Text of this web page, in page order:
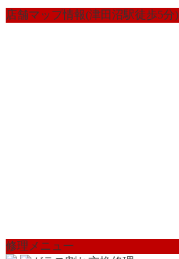
店舗マップ情報(津田沼駅徒歩5分)
修理メニュー